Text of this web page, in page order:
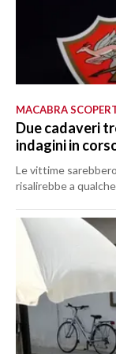
MACABRA
Due cadaveri
indagini in
Le vittime
risalirebbe a